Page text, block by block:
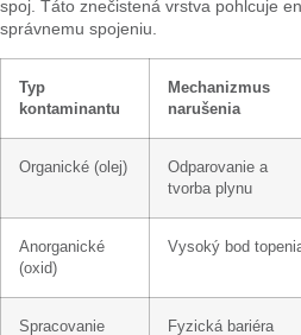
spoj. Táto znečistená vrstva pohlcuje
správnemu spojeniu.
Typ
kontaminantu
Mechanizmus
narušenia
Organické (olej)
Odparovanie a
tvorba plynu
Anorganické
(oxid)
Vysoký bod
Spracovanie
Fyzická bariéra